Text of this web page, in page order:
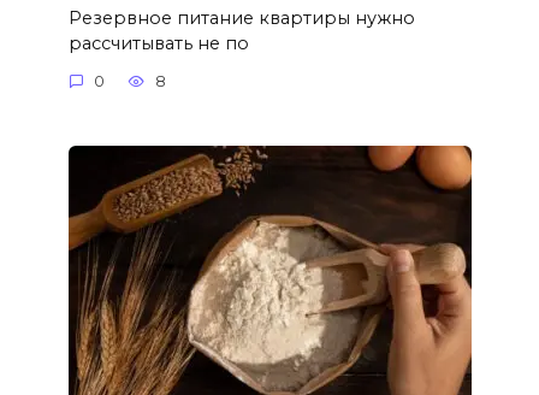
Резервное питание квартиры нужно
рассчитывать не по
0 8